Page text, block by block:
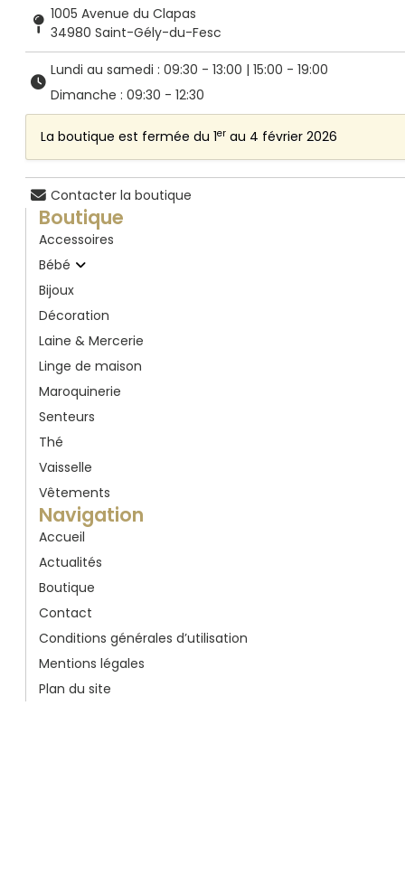
1005 Avenue du Clapas
34980 Saint-Gély-du-Fesc
Lundi au samedi : 09:30 - 13:00 | 15:00 - 19:00
Dimanche : 09:30 - 12:30
La boutique est fermée du 1er au 4 février 2026
Contacter la boutique
Boutique
Accessoires
Bébé
Bijoux
Décoration
Laine & Mercerie
Linge de maison
Maroquinerie
Senteurs
Thé
Vaisselle
Vêtements
Navigation
Accueil
Actualités
Boutique
Contact
Conditions générales d’utilisation
Mentions légales
Plan du site